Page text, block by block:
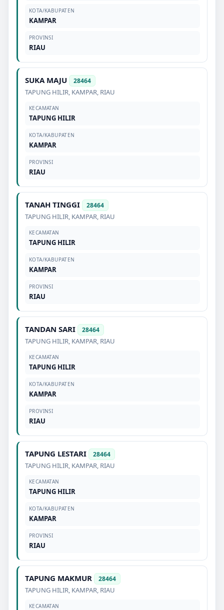
KOTA/KABUPATEN
KAMPAR
PROVINSI
RIAU
SUKA MAJU 28464
TAPUNG HILIR, KAMPAR, RIAU
KECAMATAN
TAPUNG HILIR
KOTA/KABUPATEN
KAMPAR
PROVINSI
RIAU
TANAH TINGGI 28464
TAPUNG HILIR, KAMPAR, RIAU
KECAMATAN
TAPUNG HILIR
KOTA/KABUPATEN
KAMPAR
PROVINSI
RIAU
TANDAN SARI 28464
TAPUNG HILIR, KAMPAR, RIAU
KECAMATAN
TAPUNG HILIR
KOTA/KABUPATEN
KAMPAR
PROVINSI
RIAU
TAPUNG LESTARI 28464
TAPUNG HILIR, KAMPAR, RIAU
KECAMATAN
TAPUNG HILIR
KOTA/KABUPATEN
KAMPAR
PROVINSI
RIAU
TAPUNG MAKMUR 28464
TAPUNG HILIR, KAMPAR, RIAU
KECAMATAN